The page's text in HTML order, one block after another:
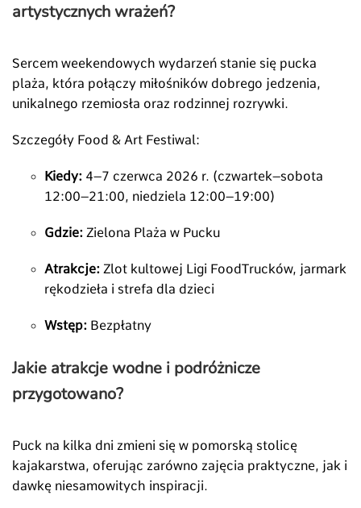
artystycznych wrażeń?
Sercem weekendowych wydarzeń stanie się pucka
plaża, która połączy miłośników dobrego jedzenia,
unikalnego rzemiosła oraz rodzinnej rozrywki.
Szczegóły Food & Art Festiwal:
Kiedy: 4–7 czerwca 2026 r. (czwartek–sobota
12:00–21:00, niedziela 12:00–19:00)
Gdzie: Zielona Plaża w Pucku
Atrakcje: Zlot kultowej Ligi FoodTrucków, jarmark
rękodzieła i strefa dla dzieci
Wstęp: Bezpłatny
Jakie atrakcje wodne i podróżnicze
przygotowano?
Puck na kilka dni zmieni się w pomorską stolicę
kajakarstwa, oferując zarówno zajęcia praktyczne, jak i
dawkę niesamowitych inspiracji.